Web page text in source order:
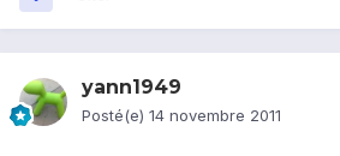
yann1949
Posté(e) 14 novembre 2011